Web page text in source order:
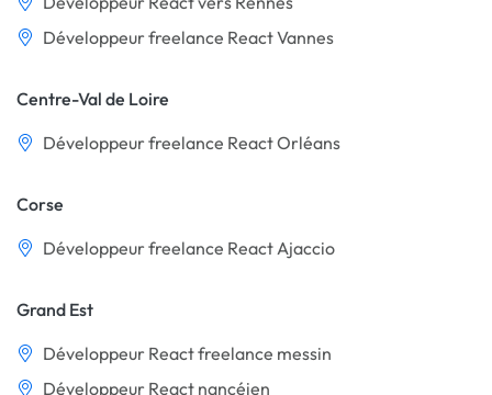
Développeur freelance React Vannes
Centre-Val de Loire
Développeur freelance React Orléans
Corse
Développeur freelance React Ajaccio
Grand Est
Développeur React freelance messin
Développeur React nancéien